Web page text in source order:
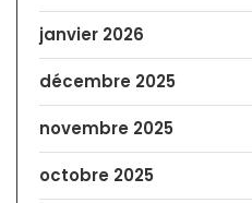
janvier 2026
décembre 2025
novembre 2025
octobre 2025